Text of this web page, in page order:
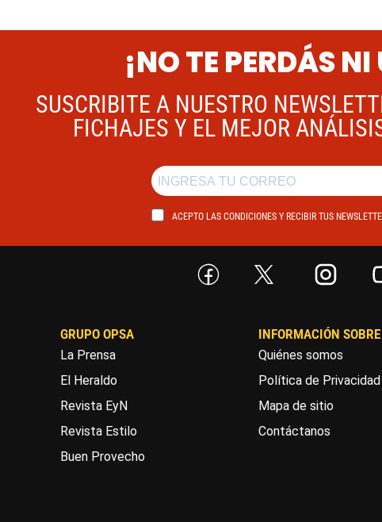
¡NO TE PERDÁS
SUSCRIBITE A NUESTRO
FICHAJES Y EL MEJOR
ACEPTO LAS CONDICIONES Y RECIBIR TUS
GRUPO OPSA
La Prensa
El Heraldo
Revista EyN
Revista Estilo
Buen Provecho
INFORMACIÓN
Quiénes somos
Política de Privacidad
Mapa de sitio
Contáctanos